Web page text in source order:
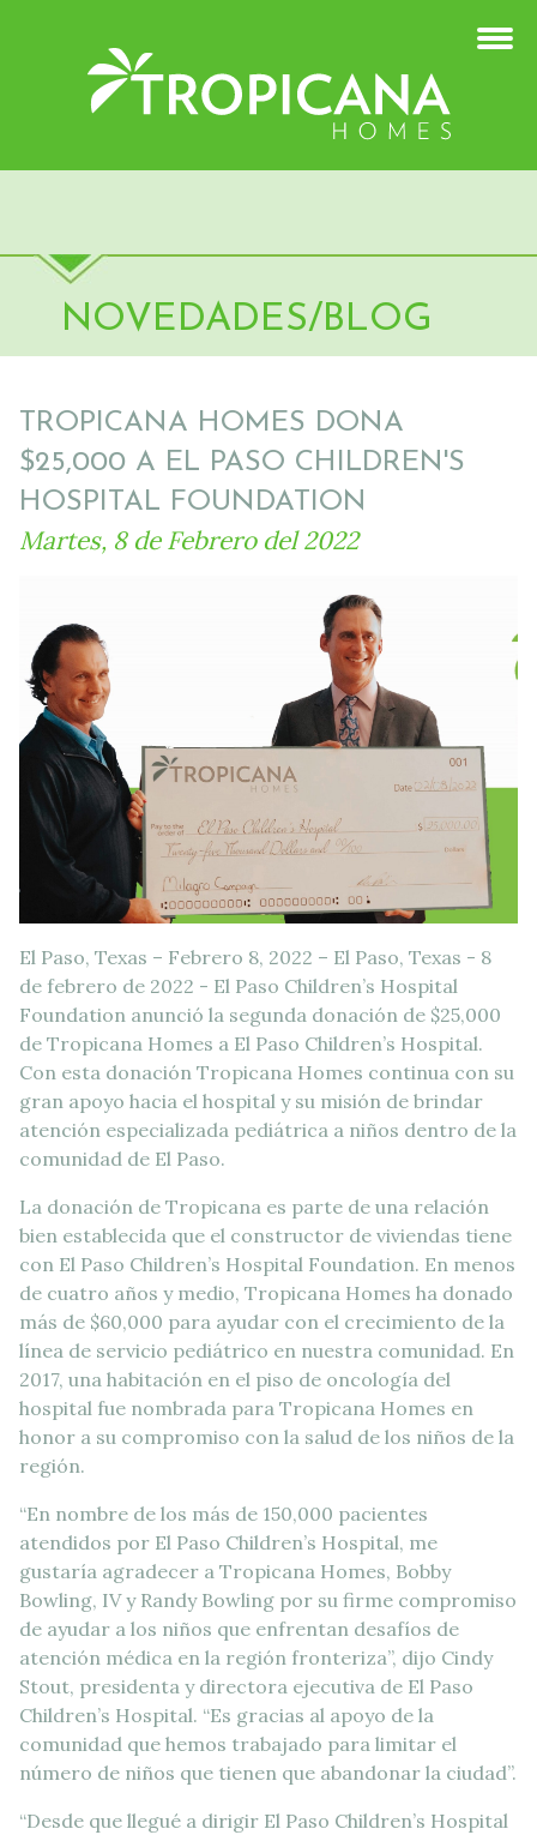
NOVEDADES/BLOG
TROPICANA HOMES DONA
$25,000 A EL PASO CHILDREN'S
HOSPITAL FOUNDATION
Martes, 8 de Febrero del 2022
El Paso, Texas – Febrero 8, 2022 – El Paso, Texas - 8
de febrero de 2022 - El Paso Children’s Hospital
Foundation anunció la segunda donación de $25,000
de Tropicana Homes a El Paso Children’s Hospital.
Con esta donación Tropicana Homes continua con su
gran apoyo hacia el hospital y su misión de brindar
atención especializada pediátrica a niños dentro de la
comunidad de El Paso.
La donación de Tropicana es parte de una relación
bien establecida que el constructor de viviendas tiene
con El Paso Children’s Hospital Foundation. En menos
de cuatro años y medio, Tropicana Homes ha donado
más de $60,000 para ayudar con el crecimiento de la
línea de servicio pediátrico en nuestra comunidad. En
2017, una habitación en el piso de oncología del
hospital fue nombrada para Tropicana Homes en
honor a su compromiso con la salud de los niños de la
región.
“En nombre de los más de 150,000 pacientes
atendidos por El Paso Children’s Hospital, me
gustaría agradecer a Tropicana Homes, Bobby
Bowling, IV y Randy Bowling por su firme compromiso
de ayudar a los niños que enfrentan desafíos de
atención médica en la región fronteriza”, dijo Cindy
Stout, presidenta y directora ejecutiva de El Paso
Children’s Hospital. “Es gracias al apoyo de la
comunidad que hemos trabajado para limitar el
número de niños que tienen que abandonar la ciudad”.
“Desde que llegué a dirigir El Paso Children’s Hospital